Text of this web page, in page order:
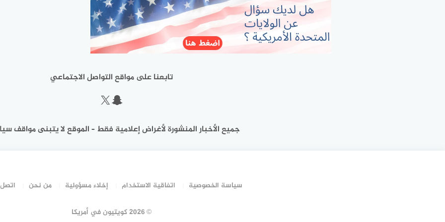
تابعنا على مواقع التواصل الاجتماعي
سناب شات
إكس
جميع الأخبار المنشورة لأغراض إعلامية فقط – الموقع لا يتبنى مواقف
سياسة الخصوصية اتفاقية الاستخدام إخلاء مسؤولية من نحن
©2026 كويتيون في أمريكا